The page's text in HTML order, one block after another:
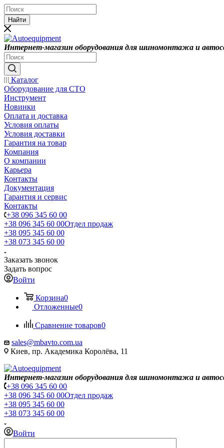
Найти
Интернет-магазин оборудования для шиномонтажа и
Каталог
Оборудование для СТО
Инструмент
Новинки
Оплата и доставка
Условия оплаты
Условия доставки
Гарантия на товар
Компания
О компании
Карьера
Контакты
Документация
Гарантия и сервис
Контакты
+38 096 345 60 00
+38 096 345 60 00Отдел продаж
+38 095 345 60 00
+38 073 345 60 00
Заказать звонок
Задать вопрос
Войти
Корзина0
Отложенные0
Сравнение товаров0
sales@mbavto.com.ua
Киев, пр. Академика Королёва, 11
Интернет-магазин оборудования для шиномонтажа и
+38 096 345 60 00
+38 096 345 60 00Отдел продаж
+38 095 345 60 00
+38 073 345 60 00
Войти